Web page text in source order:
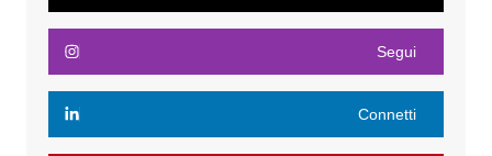
Segui
Connetti